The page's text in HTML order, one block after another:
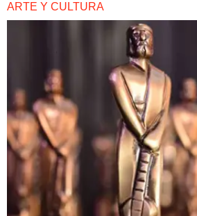
ARTE Y CULTURA